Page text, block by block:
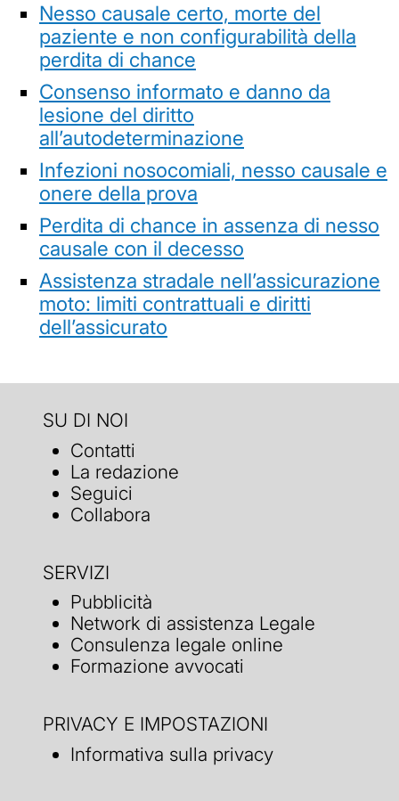
Nesso causale certo, morte del
paziente e non configurabilità della
perdita di chance
Consenso informato e danno da
lesione del diritto
all’autodeterminazione
Infezioni nosocomiali, nesso causale e
onere della prova
Perdita di chance in assenza di nesso
causale con il decesso
Assistenza stradale nell’assicurazione
moto: limiti contrattuali e diritti
dell’assicurato
SU DI NOI
Contatti
La redazione
Seguici
Collabora
SERVIZI
Pubblicità
Network di assistenza Legale
Consulenza legale online
Formazione avvocati
PRIVACY E IMPOSTAZIONI
Informativa sulla privacy